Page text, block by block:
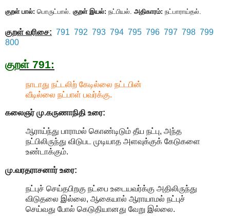
குறள் பால்: பொருட்பால். குறள் இயல்: நட்பியல். அதிகாரம்: நட்பாராய்தல்.
குறள் வரிசை: 791 792 793 794 795 796 797 798 799
800
குறள் 791:
நாடாது நட்டலிற் கேடில்லை நட்டபின்
வீடில்லை நட்பாள் பவர்க்கு.
கலைஞர் மு.கருணாநிதி உரை:
ஆராய்ந்து பாராமல் கொண்டிடும் தீய நட்பு, அந்த
நட்பிலிருந்து விடுபட முடியாத அளவுக்குக் கேடுகளை
உண்டாக்கும்.
மு.வரதராசனார்உரை:
நட்புச் செய்தபிறகு நட்பை உடையவர்க்கு அதிலிருந்து
விடுதலை இல்லை, ஆகையால் ஆராயாமல் நட்புச்
செய்வது போல் கெடுதியானது வேறு இல்லை.